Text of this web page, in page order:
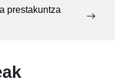
prestakuntza